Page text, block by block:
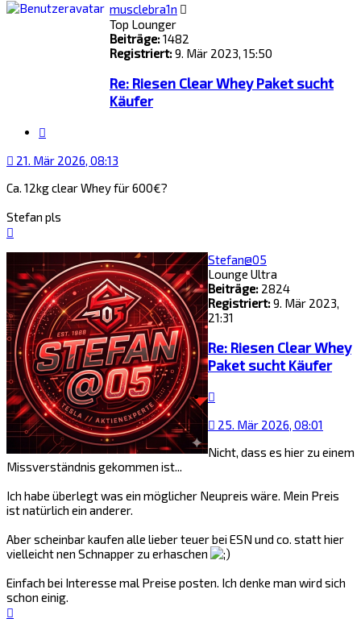
musclebra1n
Top Lounger
Beiträge:1482
Registriert:9. Mär 2023, 15:50
Re: Riesen Clear Whey Paket sucht
Käufer
21. Mär 2026, 08:13
Ca. 12kg clear Whey für 600€?
Stefan pls
Stefan@05
Lounge Ultra
Beiträge: 2824
Registriert:9. Mär 2023,
21:31
Re: Riesen Clear Whey
Paket sucht Käufer
25. Mär 2026, 08:01
Nicht, dass es hier zu einem
Missverständnis gekommen ist...
Ich habe überlegt was ein möglicher Neupreis wäre. Mein Preis
ist natürlich ein anderer.
Aber scheinbar kaufen alle lieber teuer bei ESN und co. statt hier
vielleicht nen Schnapper zu erhaschen
Einfach bei Interesse mal Preise posten. Ich denke man wird sich
schon einig.